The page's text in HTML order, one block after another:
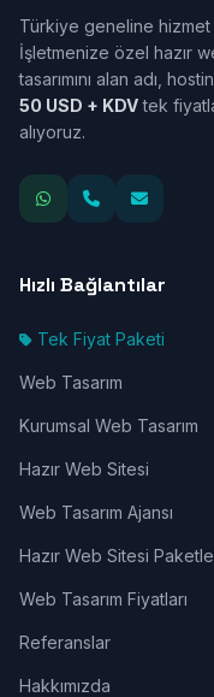
Türkiye geneline hizmet
İşletmenize özel hazır
tasarımını alan adı,
50 USD + KDVtek
alıyoruz.
Hızlı Bağlantılar
Tek Fiyat Paketi
Web Tasarım
Kurumsal Web Tasarım
Hazır Web Sitesi
Web Tasarım Ajansı
Hazır Web Sitesi
Web Tasarım Fiyatları
Referanslar
Hakkımızda